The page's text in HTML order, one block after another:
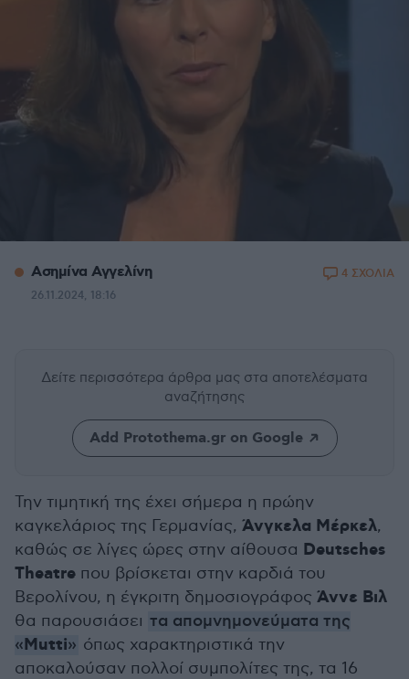
Ασημίνα Αγγελίνη
26.11.2024, 18:16
4 ΣΧΟΛΙΑ
Δείτε περισσότερα άρθρα μας στα αποτελέσματα
αναζήτησης
Add Protothema.gr on Google
Την τιμητική της έχει σήμερα η πρώην
καγκελάριος της Γερμανίας, Άνγκελα Μέρκελ,
καθώς σε λίγες ώρες στην αίθουσα Deutsches
Theatre που βρίσκεται στην καρδιά του
Βερολίνου, η έγκριτη δημοσιογράφος Άννε Βιλ
θα παρουσιάσει τα απομνημονεύματα της
«Μutti» όπως χαρακτηριστικά την
αποκαλούσαν πολλοί συμπολίτες της, τα 16